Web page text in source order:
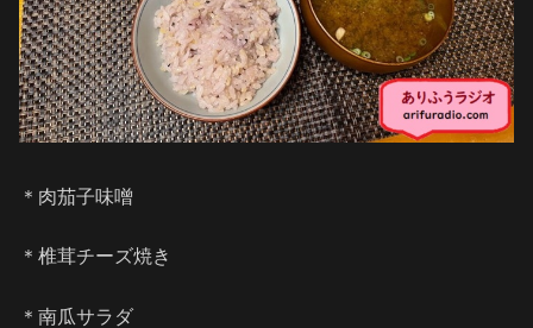
＊肉茄子味噌
＊椎茸チーズ焼き
＊南瓜サラダ